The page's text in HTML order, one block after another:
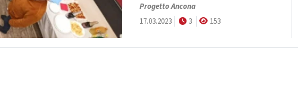
Progetto Ancona
17.03.2023
3 153